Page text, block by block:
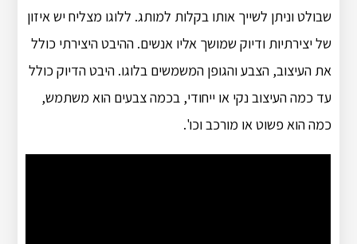
שבולט וניתן לשייך אותו בקלות למותג. ללוגו מצליח יש איזון
של יצירתיות ודיוק שמושך אליו אנשים. ההיבט היצירתי כולל
את העיצוב, הצבע והגופן המשמשים בלוגו. היבט הדיוק כולל
עד כמה העיצוב נקי או ייחודי, בכמה צבעים הוא משתמש,
כמה הוא פשוט או מורכב וכו'.